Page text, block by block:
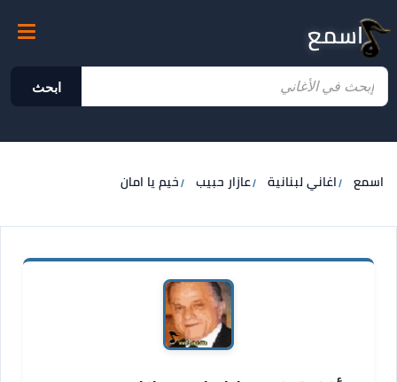
اسمع
ابحث
اسمع اغاني لبنانية عازار حبيب خيم يا امان